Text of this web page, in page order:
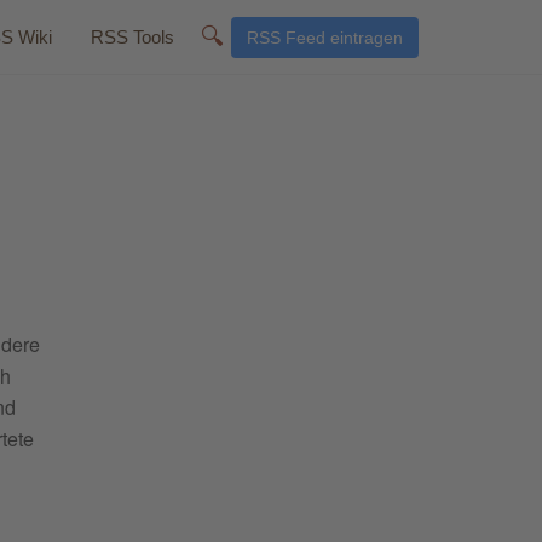
Wiki RSS Tools 🔍 RSS Feed eintragen